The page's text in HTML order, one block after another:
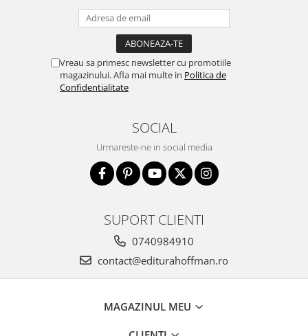
Vreau sa primesc newsletter cu promotiile
magazinului. Afla mai multe in Politica de
Confidentialitate
SOCIAL
Urmareste-ne in social media
SUPORT CLIENTI
0740984910
contact@editurahoffman.ro
MAGAZINUL MEU